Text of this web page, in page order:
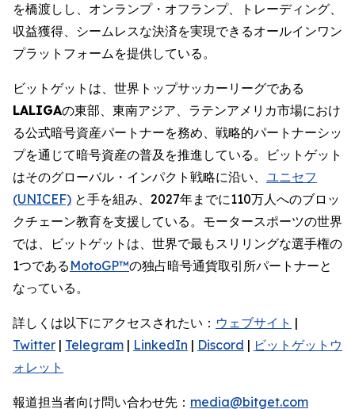
を橋渡しし、オンランプ・オフランプ、トレーディング、
収益獲得、シームレスな決済を実現できるオールインワン
プラットフォームを提供している。
ビットゲットは、世界トップサッカーリーグである
LALIGAの東部、東南アジア、ラテンアメリカ市場におけ
る公式暗号資産パートナーを務め、戦略的パートナーシッ
プを通じて暗号資産の普及を推進している。ビットゲット
はそのグローバル・インパクト戦略に沿い、 ユニセフ
(UNICEF) と手を組み、2027年までに110万人へのブロッ
クチェーン教育を支援している。モータースポーツの世界
では、ビットゲットは、世界で最もスリリングな選手権の
1つである MotoGP™の独占暗号通貨取引所パートナーと
なっている。
詳しくは以下にアクセスされたい： ウェブサイト |
Twitter | Telegram | LinkedIn | Discord | ビットゲットウ
ォレット
報道担当者向け問い合わせ先： media@bitget.com